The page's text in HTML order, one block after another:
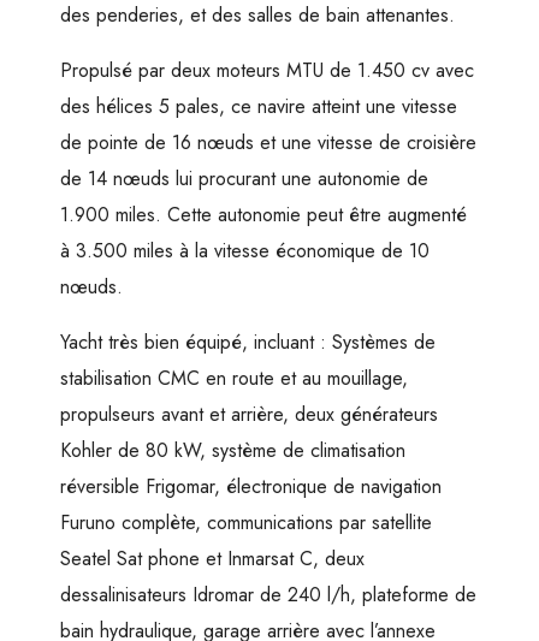
des penderies, et des salles de bain attenantes.
Propulsé par deux moteurs MTU de 1.450 cv avec
des hélices 5 pales, ce navire atteint une vitesse
de pointe de 16 nœuds et une vitesse de croisière
de 14 nœuds lui procurant une autonomie de
1.900 miles. Cette autonomie peut être augmenté
à 3.500 miles à la vitesse économique de 10
nœuds.
Yacht très bien équipé, incluant : Systèmes de
stabilisation CMC en route et au mouillage,
propulseurs avant et arrière, deux générateurs
Kohler de 80 kW, système de climatisation
réversible Frigomar, électronique de navigation
Furuno complète, communications par satellite
Seatel Sat phone et Inmarsat C, deux
dessalinisateurs Idromar de 240 l/h, plateforme de
bain hydraulique, garage arrière avec l’annexe